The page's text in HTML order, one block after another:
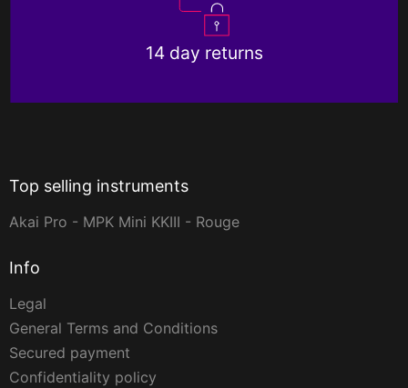
14 day returns
Top selling instruments
Akai Pro - MPK Mini KKIII - Rouge
Info
Legal
General Terms and Conditions
Secured payment
Confidentiality policy